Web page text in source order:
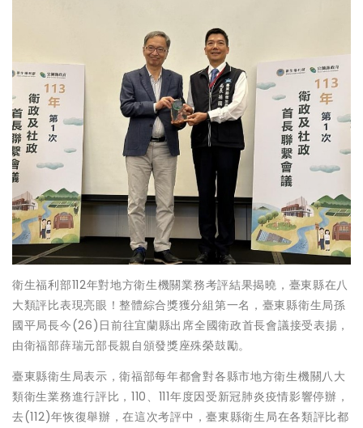
衛生福利部112年對地方衛生機關業務考評結果揭曉，臺東縣在八
大類評比表現亮眼！整體綜合獎獲分組第一名，臺東縣衛生局孫
國平局長今(26)日前往宜蘭縣出席全國衛政首長會議接受表揚，
由衛福部薛瑞元部長親自頒發獎座殊榮鼓勵。
臺東縣衛生局表示，衛福部每年都會對各縣市地方衛生機關八大
類衛生業務進行評比，110、111年度因受新冠肺炎疫情影響停辦，
去(112)年恢復舉辦，在這次考評中，臺東縣衛生局在各類評比都